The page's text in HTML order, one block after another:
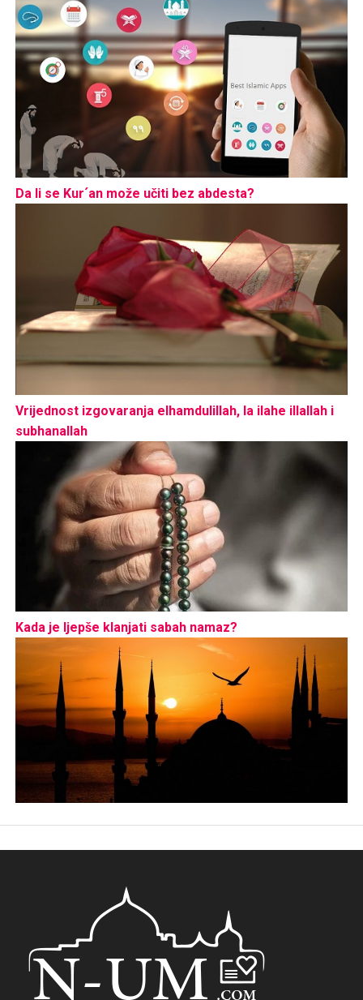
Da li se Kur´an može učiti bez abdesta?
Vrijednost izgovaranja elhamdulillah, la ilahe illallah i
subhanallah
Kada je ljepše klanjati sabah namaz?